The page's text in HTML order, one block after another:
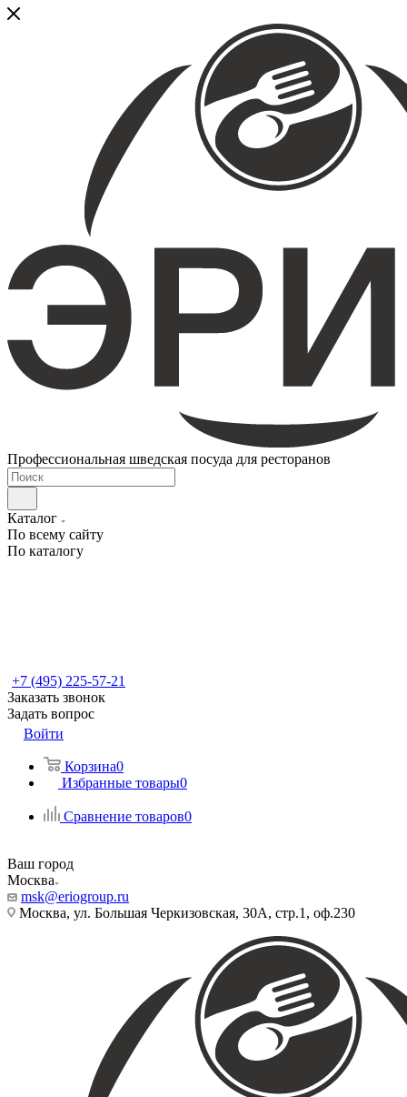
Профессиональная шведская посуда для ресторанов
Каталог
По всему сайту
По каталогу
+7 (495) 225-57-21
Заказать звонок
Задать вопрос
Войти
Корзина0
Избранные товары0
Сравнение товаров0
Ваш город
Москва
msk@eriogroup.ru
Москва, ул. Большая Черкизовская, 30А, стр.1, оф.230